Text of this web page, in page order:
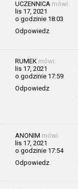
UCZENNICA mówi:
lis 17, 2021
o godzinie 18:03
Odpowiedz
RUMEK mówi:
lis 17, 2021
o godzinie 17:59
Odpowiedz
ANONIM mówi:
lis 17, 2021
o godzinie 17:54
Odpowiedz